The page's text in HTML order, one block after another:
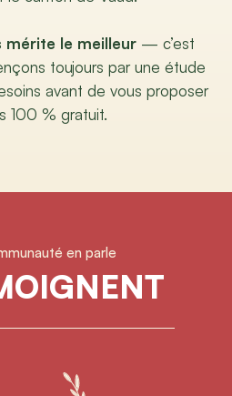
mérite le meilleur — c’est
toujours par une étude
avant de vous proposer
100 % gratuit.
en parle